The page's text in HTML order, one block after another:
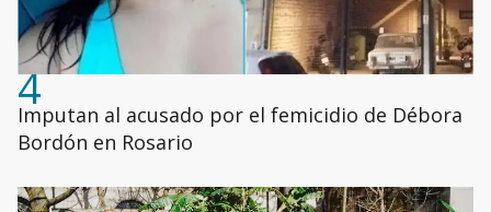
4
Imputan al acusado por el femicidio de Débora
Bordón en Rosario